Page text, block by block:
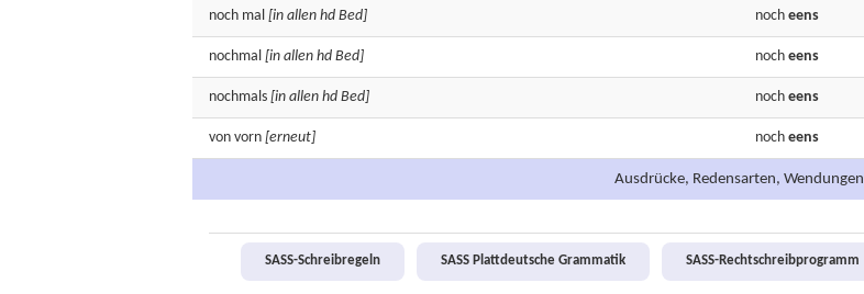
noch mal [in allen hd Bed] noch eens
nochmal [in allen hd Bed] noch eens
nochmals [in allen hd Bed] noch eens
von vorn [erneut] noch eens
Ausdrücke, Redensarten, Wendungen
SASS-Schreibregeln SASS Plattdeutsche Grammatik
SASS-Rechtschreibprogramm